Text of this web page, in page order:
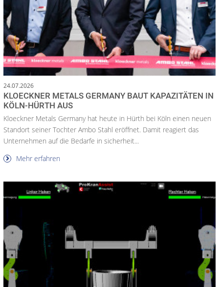
24.07.2026
KLOECKNER METALS GERMANY BAUT KAPAZITÄTEN IN
KÖLN-HÜRTH AUS
Kloeckner Metals Germany hat heute in Hürth bei Köln einen neuen
Standort seiner Tochter Ambo Stahl eröffnet. Damit reagiert das
Unternehmen auf die Bedarfe in sicherheit...
Mehr erfahren